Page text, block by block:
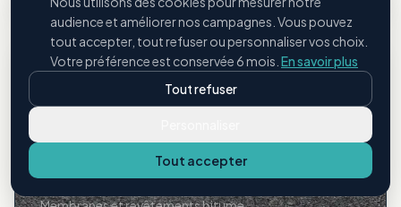
Étanchéité bitumineuse
audience et améliorer nos campagnes. Vous pouvez
tout accepter, tout refuser ou personnaliser vos choix.
Votre préférence est conservée 6 mois. En savoir plus
Tout refuser
Tout accepter